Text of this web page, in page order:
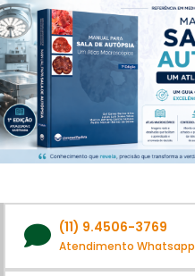
(11) 9.4506-3769
Atendimento Whatsapp